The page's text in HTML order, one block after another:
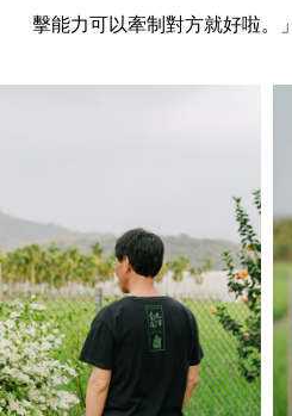
擊能力可以牽制對方就好啦。」